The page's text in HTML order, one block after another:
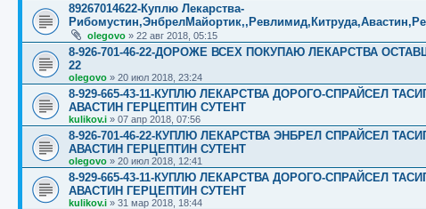
89267014622-Куплю Лекарства-
olegovo » 22 авг 2018, 05:15
8-926-701-46-22-ДОРОЖЕ ВСЕХ ПОКУПАЮ ЛЕКАРСТВА
22
olegovo » 20 июл 2018, 23:24
8-929-665-43-11-КУПЛЮ ЛЕКАРСТВА ДОРОГО-СПРАЙСЕЛ
АВАСТИН ГЕРЦЕПТИН СУТЕНТ
kulikov.i » 07 апр 2018, 07:56
8-926-701-46-22-КУПЛЮ ЛЕКАРСТВА ЭНБРЕЛ СПРАЙСЕЛ
АВАСТИН ГЕРЦЕПТИН СУТЕНТ
olegovo » 20 июл 2018, 12:41
8-929-665-43-11-КУПЛЮ ЛЕКАРСТВА ДОРОГО-СПРАЙСЕЛ
АВАСТИН ГЕРЦЕПТИН СУТЕНТ
kulikov.i » 31 мар 2018, 18:44